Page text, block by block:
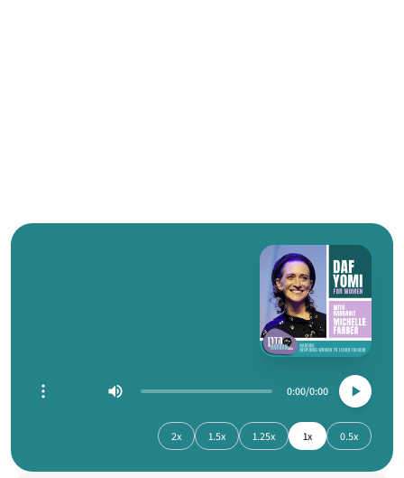
0:00
0:00
0.5x
1x
1.25x
1.5x
2x